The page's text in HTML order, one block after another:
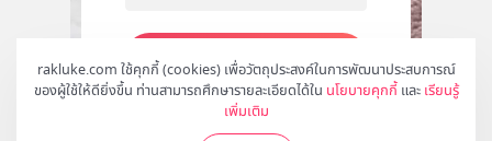
rakluke.com ใช้คุกกี้ (cookies) เพื่อวัตถุประสงค์ในการพัฒนาประสบการณ์
ของผู้ใช้ให้ดียิ่งขึ้น ท่านสามารถศึกษารายละเอียดได้ใน นโยบายคุกกี้ และ เรียนรู้
เพิ่มเติม
สมัคร